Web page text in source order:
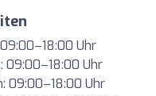
Uhr
09:00–18:00 Uhr
09:00–18:00 Uhr